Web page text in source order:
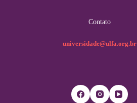
Contato
universidade@ulfa.org.br